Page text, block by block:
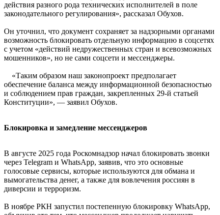
действия разного рода технических исполнителей в поле
законодательного регулирования», рассказал Обухов.
Он уточнил, что документ сохраняет за надзорными органами
возможность блокировать отдельную информацию в соцсетях
с учетом «действий недружественных стран и всевозможных
мошенников», но не сами соцсети и мессенджеры.
«Таким образом наш законопроект предполагает
обеспечение баланса между информационной безопасностью
и соблюдением прав граждан, закрепленных 29-й статьей
Конституции», — заявил Обухов.
Блокировка и замедление мессенджеров
В августе 2025 года Роскомнадзор начал блокировать звонки
через Telegram и WhatsApp, заявив, что это основные
голосовые сервисы, которые используются для обмана и
вымогательства денег, а также для вовлечения россиян в
диверсии и терроризм.
В ноябре РКН запустил постепенную блокировку WhatsApp,